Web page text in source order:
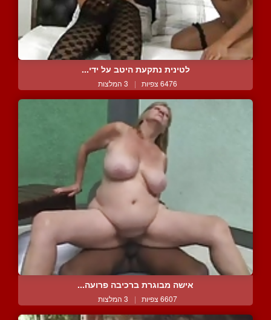
לטינית נתקעת היטב על ידי...
6476 צפיות | 3 המלצות
אישה מבוגרת ברכיבה פרועה...
6607 צפיות | 3 המלצות